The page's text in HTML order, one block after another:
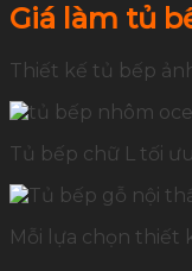
Giá làm tủ
Thiết kế tủ bếp
Tủ bếp chữ L tối
Mỗi lựa chọn thiết